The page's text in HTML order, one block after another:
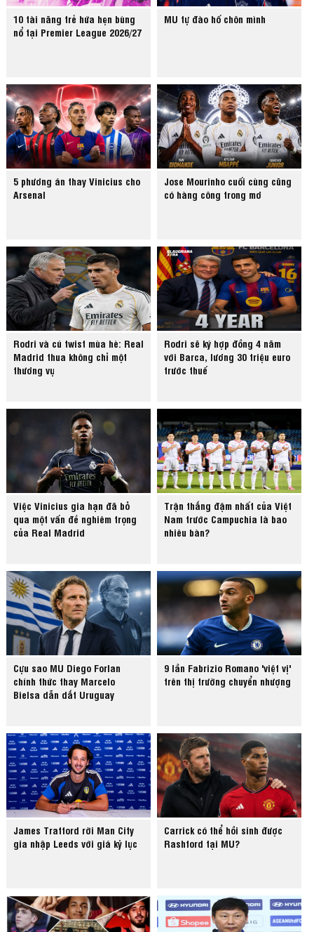
10 tài năng trẻ hứa hẹn bùng
nổ tại Premier League 2026/27
MU tự đào hố chôn mình
5 phương án thay Vinicius cho
Arsenal
Jose Mourinho cuối cùng cũng
có hàng công trong mơ
Rodri và cú twist mùa hè: Real
Madrid thua không chỉ một
thương vụ
Rodri sẽ ký hợp đồng 4 năm
với Barca, lương 30 triệu euro
trước thuế
Việc Vinicius gia hạn đã bỏ
qua một vấn đề nghiêm trọng
của Real Madrid
Trận thắng đậm nhất của Việt
Nam trước Campuchia là bao
nhiêu bàn?
Cựu sao MU Diego Forlan
chính thức thay Marcelo
Bielsa dẫn dắt Uruguay
9 lần Fabrizio Romano 'việt vị'
trên thị trường chuyển nhượng
James Trafford rời Man City
gia nhập Leeds với giá kỷ lục
Carrick có thể hồi sinh được
Rashford tại MU?